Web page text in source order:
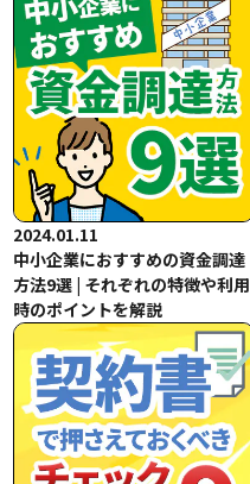
2024.01.11
中小企業におすすめの資金調達
方法9選 | それぞれの特徴や利用
時のポイントを解説